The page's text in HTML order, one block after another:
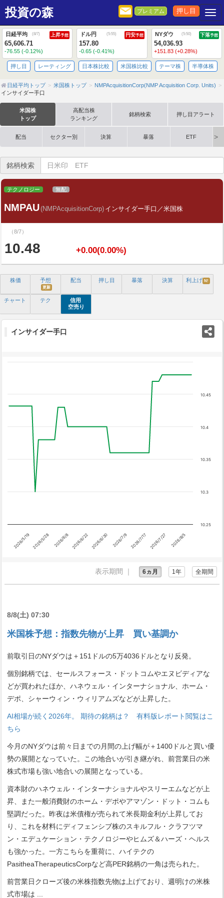
投資の森 プレミアム 押し目
日経平均 (8/7) 上昇予想
65,606.71
-76.55 (-0.12%)
ドル円 (5:55) 円安予想
157.80
-0.65 (-0.41%)
NYダウ (5:50) 下落予想
54,036.93
+151.83 (+0.28%)
押し目 レーティング 日本株比較 米国株比較 テーマ株 半導体株
日経平均トップ 米国株トップ
NMPAcquisitionCorp(NMP Acquisition Corp. Units)
インサイダー手口
米国株
トップ
高配当株
ランキング
銘柄検索 押し目アラート
配当 セクター別 決算 暴落 ETF
銘柄検索
テクノロジー 無配
NMPAU(NMPAcquisitionCorp) インサイダー手口／米国株
（8/7）
10.48 +0.00(0.00%)
株価 予想
更新
配当 押し目 暴落 決算 利上げ N!
チャート テク
信用
空売り
インサイダー手口
2026/5/19 2026/5/28 2026/6/8 2026/6/22 2026/6/30 2026/7/9 2026/7/17 2026/7/27 2026/8/5
10.25
10.3
10.35
10.4
10.45
表示期間 ｜ 6ヵ月 1年 全期間
8/8(土) 07:30
米国株予想：指数先物が上昇 買い基調か
前取引日のNYダウは＋151ドルの5万4036ドルとなり反発。
個別銘柄では、セールスフォース・ドットコムやエヌビディアな
どが買われたほか、ハネウェル・インターナショナル、ホーム・
デポ、シャーウィン・ウィリアムズなどが上昇した。
AI相場が続く2026年。 期待の銘柄は？ 有料版レポート閲覧はこ
ちら
今月のNYダウは前々日までの月間の上げ幅が＋1400ドルと買い優
勢の展開となっていた。この地合いが引き継がれ、前営業日の米
株式市場も強い地合いの展開となっている。
資本財のハネウェル・インターナショナルやスリーエムなどが上
昇、また一般消費財のホーム・デポやアマゾン・ドット・コムも
堅調だった。昨夜は米債権が売られて米長期金利が上昇してお
り、これを材料にディフェンシブ株のスキルフル・クラフツマ
ン・エデュケーション・テクノロジーやヒムズ＆ハーズ・ヘルス
も強かった。一方こちらを重荷に、ハイテクの
PasitheaTherapeuticsCorpなど高PER銘柄の一角は売られた。
前営業日クローズ後の米株指数先物は上げており、週明けの米株
式市場は ...